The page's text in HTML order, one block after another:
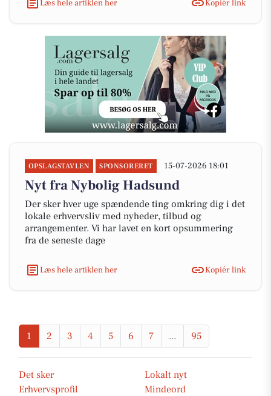
Læs hele artiklen her Kopiér link
OPSLAGSTAVLEN SPONSORERET 15-07-2026 18:01
Nyt fra Nybolig Hadsund
Der sker hver uge spændende ting omkring dig i det
lokale erhvervsliv med nyheder, tilbud og
arrangementer. Vi har lavet en kort opsummering
fra de seneste dage
Læs hele artiklen her Kopiér link
1 2 3 4 5 6 7 ... 95
Det sker
Lokalt nyt
Erhvervsprofil
Mindeord